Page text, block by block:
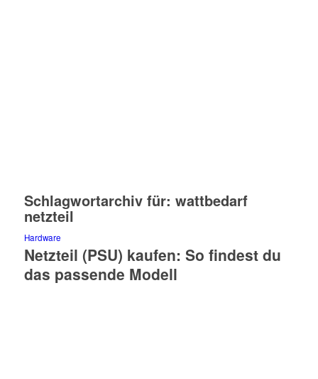
Schlagwortarchiv für: wattbedarf
netzteil
Hardware
Netzteil (PSU) kaufen: So findest du
das passende Modell